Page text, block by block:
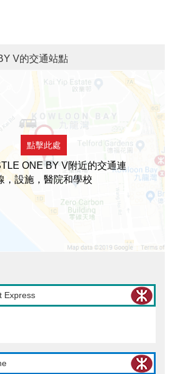
V的交通站點
點擊此處
ONE BY V附近的交通連
，設施，醫院和學校
Express